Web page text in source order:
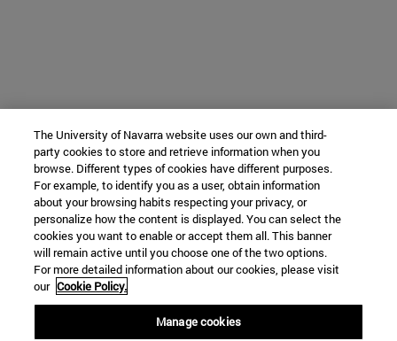
The University of Navarra website uses our own and third-
party cookies to store and retrieve information when you
browse. Different types of cookies have different purposes.
For example, to identify you as a user, obtain information
about your browsing habits respecting your privacy, or
personalize how the content is displayed. You can select the
cookies you want to enable or accept them all. This banner
will remain active until you choose one of the two options.
For more detailed information about our cookies, please visit
our Cookie Policy.
Manage cookies